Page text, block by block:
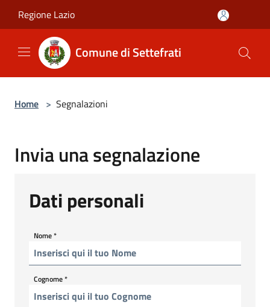
Regione Lazio
Comune di Settefrati
Home > Segnalazioni
Invia una segnalazione
Dati personali
Nome*
Cognome*